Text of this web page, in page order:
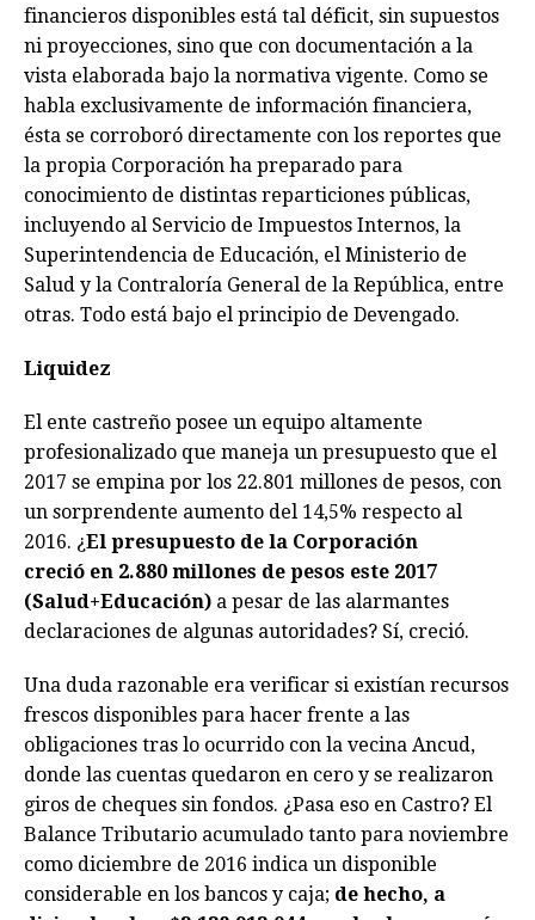
financieros disponibles está tal déficit, sin supuestos
ni proyecciones, sino que con documentación a la
vista elaborada bajo la normativa vigente. Como se
habla exclusivamente de información financiera,
ésta se corroboró directamente con los reportes que
la propia Corporación ha preparado para
conocimiento de distintas reparticiones públicas,
incluyendo al Servicio de Impuestos Internos, la
Superintendencia de Educación, el Ministerio de
Salud y la Contraloría General de la República, entre
otras. Todo está bajo el principio de Devengado.
Liquidez
El ente castreño posee un equipo altamente
profesionalizado que maneja un presupuesto que el
2017 se empina por los 22.801 millones de pesos, con
un sorprendente aumento del 14,5% respecto al
2016. ¿El presupuesto de la Corporación
creció en 2.880 millones de pesos este 2017
(Salud+Educación) a pesar de las alarmantes
declaraciones de algunas autoridades? Sí, creció.
Una duda razonable era verificar si existían recursos
frescos disponibles para hacer frente a las
obligaciones tras lo ocurrido con la vecina Ancud,
donde las cuentas quedaron en cero y se realizaron
giros de cheques sin fondos. ¿Pasa eso en Castro? El
Balance Tributario acumulado tanto para noviembre
como diciembre de 2016 indica un disponible
considerable en los bancos y caja; de hecho, a